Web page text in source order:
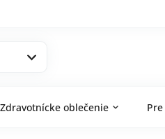
Zdravotnícke oblečenie